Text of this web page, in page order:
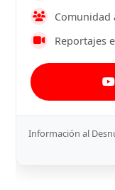
Comunidad
Reportajes
Información al